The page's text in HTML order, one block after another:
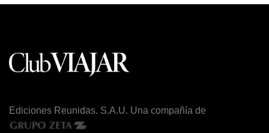
Ediciones Reunidas. S.A.U. Una compañía de